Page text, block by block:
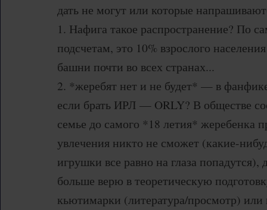
дать не могут или которые
1. Нафига такое распространение? По
подсчетам, это 10% взрослого
башни почти во всех странах...
2. *жеребят нет и не будет* — в
если брать ИРЛ — ORLY? В обществе
семье до самого *18 летия* жеребенка
увлечения никто не сможет (какие-
игрушки все равно на глаза попадутся),
больше верю в теоретическую
кьютимарки (литература/просмотр) или